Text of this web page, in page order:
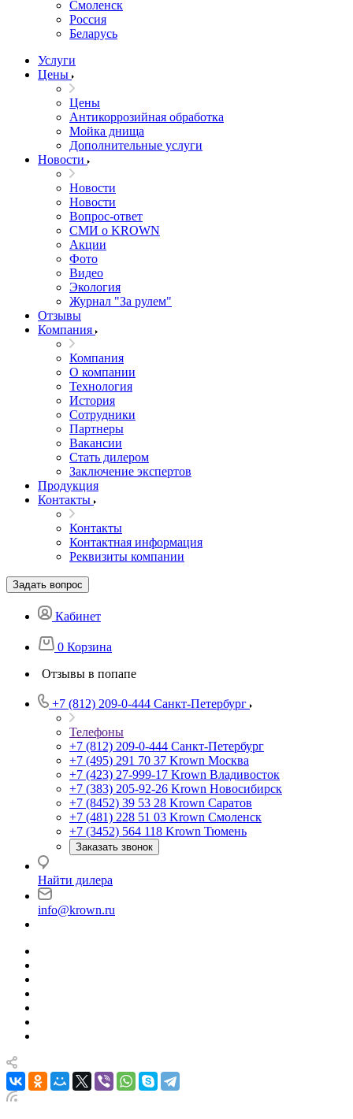
Смоленск
Россия
Беларусь
Услуги
Цены
Цены
Антикоррозийная обработка
Мойка днища
Дополнительные услуги
Новости
Новости
Новости
Вопрос-ответ
СМИ о KROWN
Акции
Фото
Видео
Экология
Журнал "За рулем"
Отзывы
Компания
Компания
О компании
Технология
История
Сотрудники
Партнеры
Вакансии
Стать дилером
Заключение экспертов
Продукция
Контакты
Контакты
Контактная информация
Реквизиты компании
Задать вопрос
Кабинет
0 Корзина
Отзывы в попапе
+7 (812) 209-0-444 Санкт-Петербург
Телефоны
+7 (812) 209-0-444 Санкт-Петербург
+7 (495) 291 70 37 Krown Москва
+7 (423) 27-999-17 Krown Владивосток
+7 (383) 205-92-26 Krown Новосибирск
+7 (8452) 39 53 28 Krown Саратов
+7 (481) 228 51 03 Krown Смоленск
+7 (3452) 564 118 Krown Тюмень
Заказать звонок
Найти дилера
info@krown.ru